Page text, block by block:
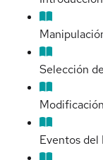
Selección
Eventos del